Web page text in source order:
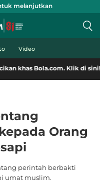
melanjutkan
Video
Klik di sini!
Orang
perintah berbakti
umat muslim.